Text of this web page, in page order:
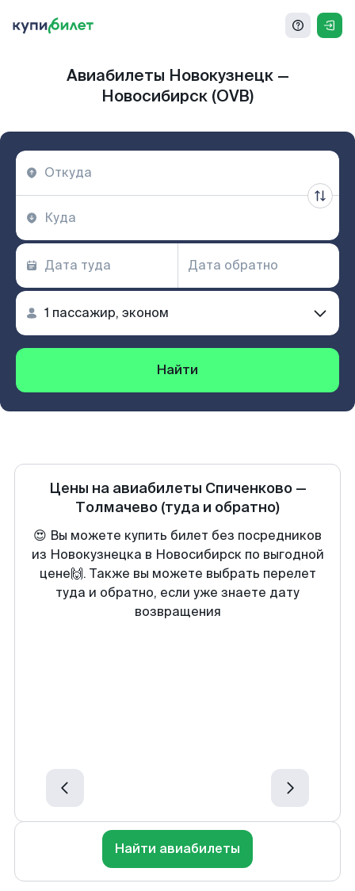
Авиабилеты Новокузнецк —
Новосибирск (OVB)
Найти
Цены на авиабилеты Спиченково—
Толмачево (туда и обратно)
😍 Вы можете купить билет без посредников
из Новокузнецка в Новосибирск по выгодной
цене🙌. Также вы можете выбрать перелет
туда и обратно, если уже знаете дату
возвращения
Найти авиабилеты